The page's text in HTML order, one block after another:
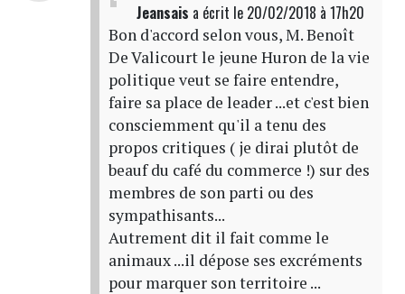
Jeansais a écrit le 20/02/2018 à 17h20
Bon d'accord selon vous, M. Benoît
De Valicourt le jeune Huron de la vie
politique veut se faire entendre,
faire sa place de leader ...et c'est bien
consciemment qu'il a tenu des
propos critiques ( je dirai plutôt de
beauf du café du commerce !) sur des
membres de son parti ou des
sympathisants...
Autrement dit il fait comme le
animaux ...il dépose ses excréments
pour marquer son territoire ...